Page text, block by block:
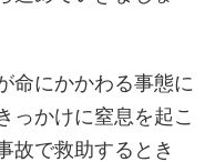
命にかかわる事態に
っかけに窒息を起こ
故で救助するとき